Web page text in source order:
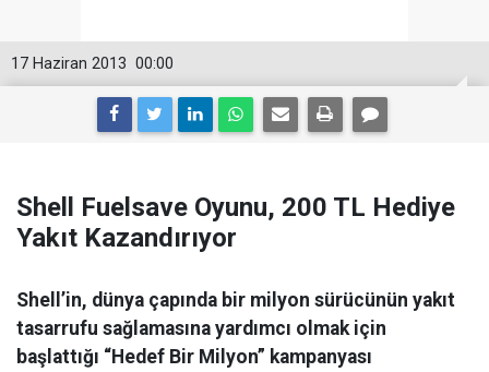
00:00
17 Haziran 2013
Shell Fuelsave Oyunu, 200 TL Hediye
Yakıt Kazandırıyor
Shell’in, dünya çapında bir milyon sürücünün yakıt
tasarrufu sağlamasına yardımcı olmak için
başlattığı “Hedef Bir Milyon” kampanyası